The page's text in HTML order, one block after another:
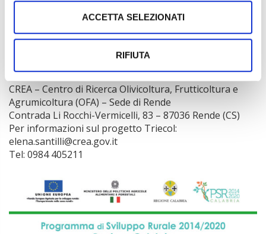
ACCETTA SELEZIONATI
RIFIUTA
CREA – Centro di Ricerca Olivicoltura, Frutticoltura e
Agrumicoltura (OFA) – Sede di Rende
Contrada Li Rocchi-Vermicelli, 83 – 87036 Rende (CS)
Per informazioni sul progetto Triecol:
elena.santilli@crea.gov.it
Tel: 0984 405211